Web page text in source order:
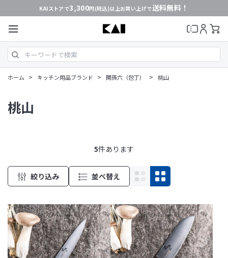
KAIストアで3,300円(税込)以上お買い上げで送料無料！
ホーム > キッチン用品ブランド > 関孫六（包丁） > 桃山
桃山
5件あります
絞り込み 並べ替え